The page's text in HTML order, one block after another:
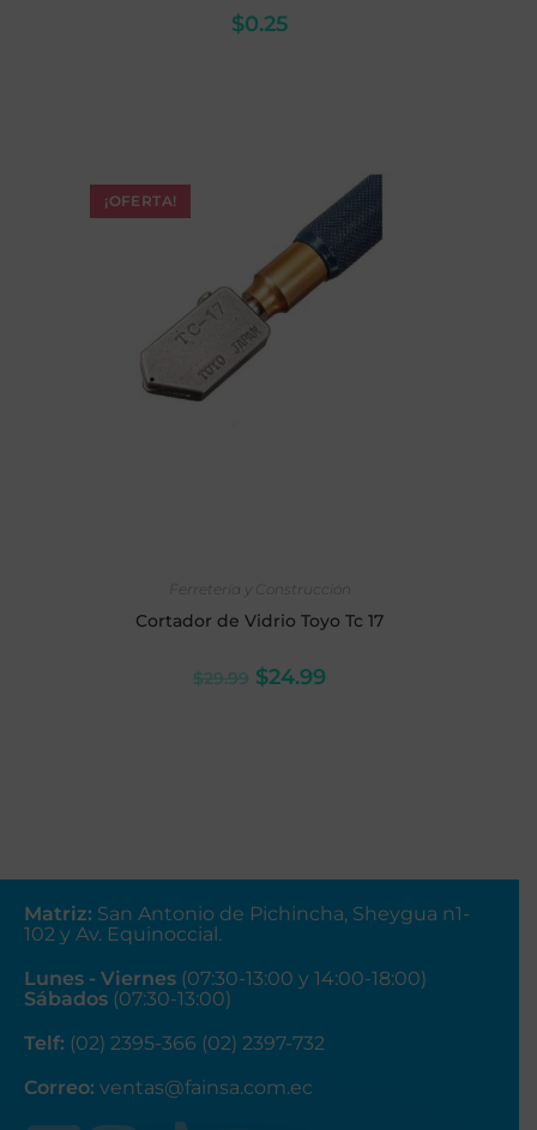
$0.25
¡OFERTA!
Ferretería y Construcción
Cortador de Vidrio Toyo Tc 17
$29.99 $24.99
Matriz: San Antonio de Pichincha, Sheygua n1-
102 y Av. Equinoccial.
Lunes - Viernes (07:30-13:00 y 14:00-18:00)
Sábados (07:30-13:00)
Telf: (02) 2395-366 (02) 2397-732
Correo: ventas@fainsa.com.ec